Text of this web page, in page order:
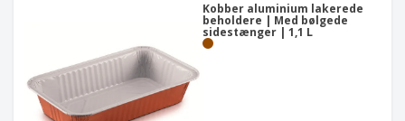
Kobber aluminium lakerede
beholdere | Med bølgede
sidestænger | 1,1 L